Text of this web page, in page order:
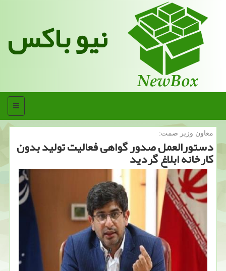
نیو باکس
منو
معاون وزیر صمت:
دستورالعمل صدور گواهی فعالیت تولید بدون
كارخانه ابلاغ گردید